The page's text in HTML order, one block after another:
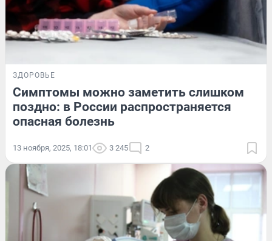
ЗДОРОВЬЕ
Симптомы можно заметить слишком
поздно: в России распространяется
опасная болезнь
13 ноября, 2025, 18:01 3 245 2